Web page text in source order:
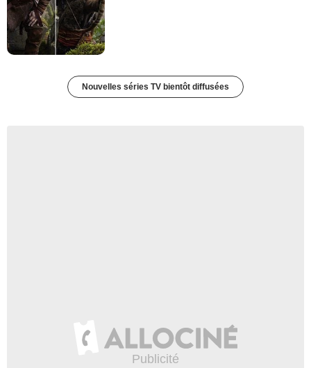
Nouvelles séries TV bientôt diffusées